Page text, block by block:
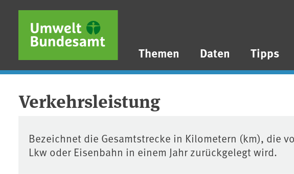
Direkt zum Inhalt
Direkt zum Hauptmenü
Direkt zur Fußzeile
Themen Daten Tipps
Verkehrsleistung
Bezeichnet die Gesamtstrecke in Kilometern (km), die
Lkw oder Eisenbahn in einem Jahr zurückgelegt wird.